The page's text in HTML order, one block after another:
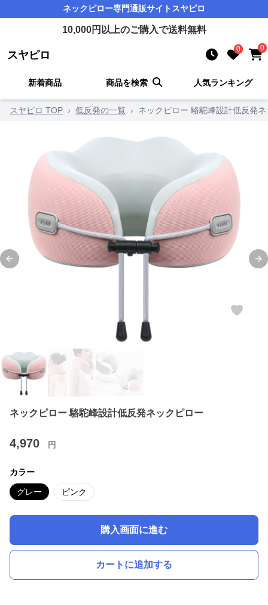
ネックピロー専門通販サイト スヤピロ
10,000円以上のご購入で送料無料
スヤピロ 0 0
新着商品 商品を検索 人気ランキング
スヤピロ TOP › 低反発の一覧 › ネックピロー 駱駝峰設計低反発
Previous slide
ネックピロー 駱駝峰設計低反発ネックピロー
4,970 円
カラー
グレー ピンク
購入画面に進む
カートに追加する